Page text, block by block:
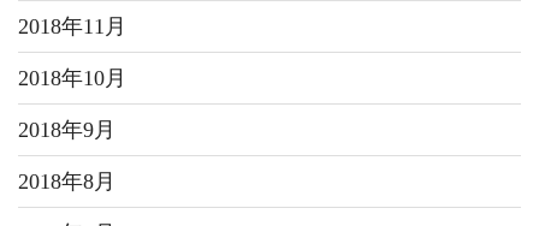
2018年11月
2018年10月
2018年9月
2018年8月